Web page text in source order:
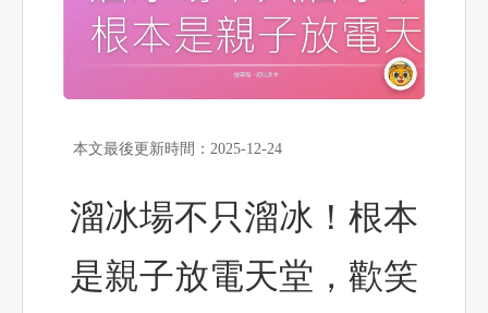
本文最後更新時間：2025-12-24
溜冰場不只溜冰！根本
是親子放電天堂，歡笑